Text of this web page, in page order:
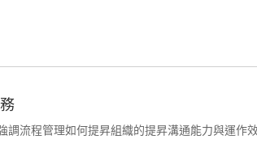
調流程管理如何提昇組織的提昇溝通能力與運